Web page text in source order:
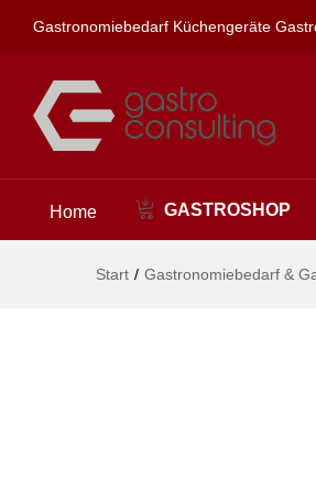
Gastronomiebedarf Küchengeräte
Home GASTROSHOP
Start / Gastronomiebedarf &
Beschreibung